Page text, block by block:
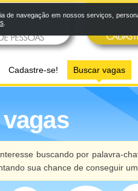
Cadastre-se! Buscar vagas
buscando por palavra-
sua chance de conseguir
navegação em nossos serviços,